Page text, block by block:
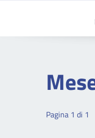
Pagina 1 di 1